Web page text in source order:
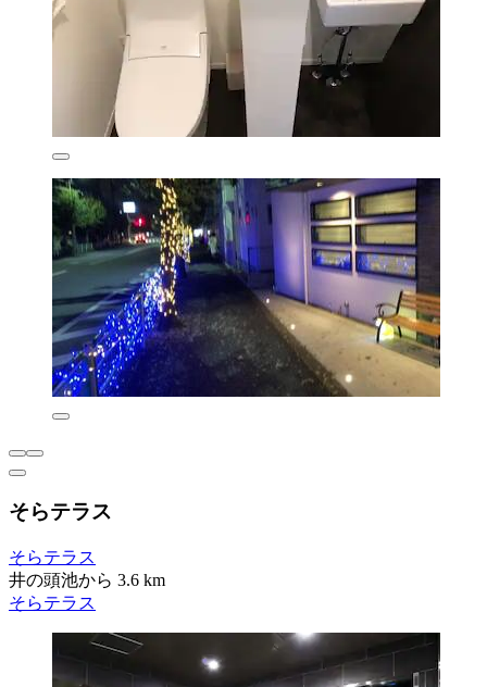
そらテラス
そらテラス
井の頭池から 3.6 km
そらテラス